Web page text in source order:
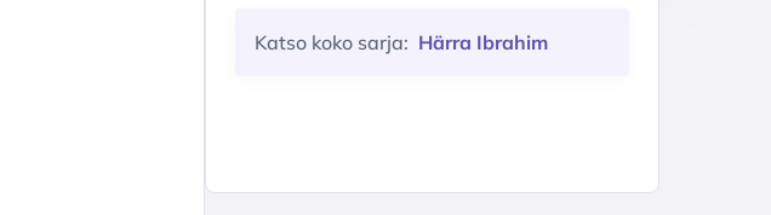
Katso koko sarja: Härra Ibrahim